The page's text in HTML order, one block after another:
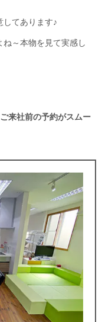
してあります♪
ね～本物を見て実感し
来社前の予約がスムー